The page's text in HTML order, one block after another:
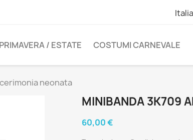
PRIMAVERA / ESTATE COSTUMI CARNEVALE
neonata
MINIBANDA 3K709
60,00 €